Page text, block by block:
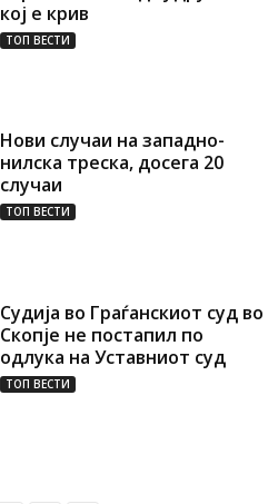
кој е крив
ТОП ВЕСТИ
Нови случаи на западно-
нилска треска, досега 20
случаи
ТОП ВЕСТИ
Судија во Граѓанскиот суд во
Скопје не постапил по
одлука на Уставниот суд
ТОП ВЕСТИ